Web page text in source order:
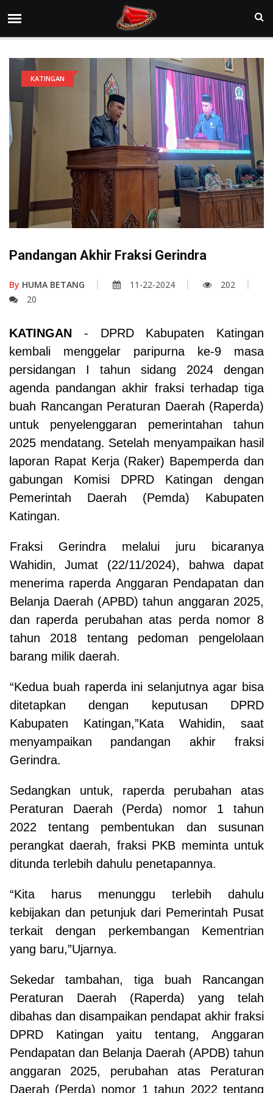
KATINGAN
Pandangan Akhir Fraksi Gerindra
By HUMA BETANG 11-22-2024
202
20
KATINGAN - DPRD Kabupaten Katingan
kembali menggelar paripurna ke-9 masa
persidangan I tahun sidang 2024 dengan
agenda pandangan akhir fraksi terhadap tiga
buah Rancangan Peraturan Daerah (Raperda)
untuk penyelenggaran pemerintahan tahun
2025 mendatang. Setelah menyampaikan hasil
laporan Rapat Kerja (Raker) Bapemperda dan
gabungan Komisi DPRD Katingan dengan
Pemerintah Daerah (Pemda) Kabupaten
Katingan.
Fraksi Gerindra melalui juru bicaranya
Wahidin, Jumat (22/11/2024), bahwa dapat
menerima raperda Anggaran Pendapatan dan
Belanja Daerah (APBD) tahun anggaran 2025,
dan raperda perubahan atas perda nomor 8
tahun 2018 tentang pedoman pengelolaan
barang milik daerah.
“Kedua buah raperda ini selanjutnya agar bisa
ditetapkan dengan keputusan DPRD
Kabupaten Katingan,”Kata Wahidin, saat
menyampaikan pandangan akhir fraksi
Gerindra.
Sedangkan untuk, raperda perubahan atas
Peraturan Daerah (Perda) nomor 1 tahun
2022 tentang pembentukan dan susunan
perangkat daerah, fraksi PKB meminta untuk
ditunda terlebih dahulu penetapannya.
“Kita harus menunggu terlebih dahulu
kebijakan dan petunjuk dari Pemerintah Pusat
terkait dengan perkembangan Kementrian
yang baru,”Ujarnya.
Sekedar tambahan, tiga buah Rancangan
Peraturan Daerah (Raperda) yang telah
dibahas dan disampaikan pendapat akhir fraksi
DPRD Katingan yaitu tentang, Anggaran
Pendapatan dan Belanja Daerah (APDB) tahun
anggaran 2025, perubahan atas Peraturan
Daerah (Perda) nomor 1 tahun 2022 tentang